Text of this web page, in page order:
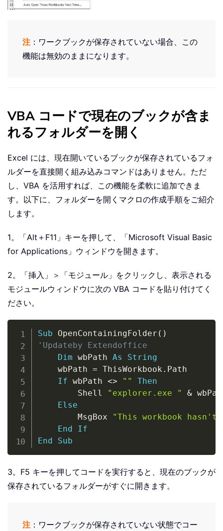
注 ：ワークブックが保存されていない場合、この
機能は無効のままになります。
VBA コードで現在のブックが含ま
れるフォルダーを開く
Excel には、現在開いているブックが保存されているフォ
ルダーを直接開く組み込みコマンドはありません。ただ
し、VBA を活用すれば、この機能を柔軟に追加できま
す。以下に、フォルダーを開くマクロの作成手順をご紹介
します。
1。「Alt＋F11」キーを押して、「Microsoft Visual Basic
for Applications」ウィンドウを開きます。
2。「挿入」＞「モジュール」をクリックし、表示される
モジュールウィンドウに次の VBA コードを貼り付けてく
ださい。
Sub OpenContainingFolder ( )
'Updateby Extendoffice
Dim wbPath As
String
    wbPath
= ThisWorkbook . Path
If wbPath <> ""
Then
        Shell
"explorer.exe " &
Else
        MsgBox
"This workbook
End
If
End
Sub
3。F5 キーを押してコードを実行すると、現在のブックが
保存されているフォルダーがすぐに開きます。
注 ：ワークブックが保存されていない状態でコー